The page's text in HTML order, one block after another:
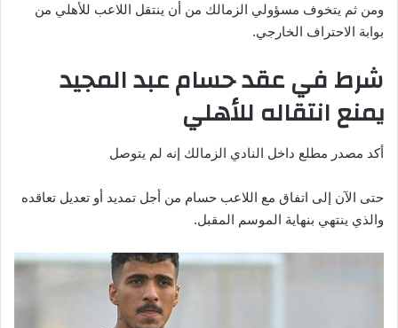
ومن ثم يتخوف مسؤولي الزمالك من أن ينتقل اللاعب للأهلي من
بوابة الاحتراف الخارجي.
شرط في عقد حسام عبد المجيد
يمنع انتقاله للأهلي
أكد مصدر مطلع داخل النادي الزمالك إنه لم يتوصل
حتى الآن إلى اتفاق مع اللاعب حسام من أجل تمديد أو تعديل تعاقده
والذي ينتهي بنهاية الموسم المقبل.